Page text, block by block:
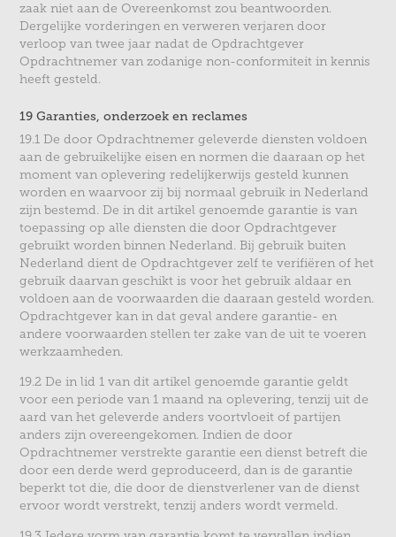
zaak niet aan de Overeenkomst zou beantwoorden.
Dergelijke vorderingen en verweren verjaren door
verloop van twee jaar nadat de Opdrachtgever
Opdrachtnemer van zodanige non-conformiteit in kennis
heeft gesteld.
19 Garanties, onderzoek en reclames
19.1 De door Opdrachtnemer geleverde diensten voldoen
aan de gebruikelijke eisen en normen die daaraan op het
moment van oplevering redelijkerwijs gesteld kunnen
worden en waarvoor zij bij normaal gebruik in Nederland
zijn bestemd. De in dit artikel genoemde garantie is van
toepassing op alle diensten die door Opdrachtgever
gebruikt worden binnen Nederland. Bij gebruik buiten
Nederland dient de Opdrachtgever zelf te verifiëren of het
gebruik daarvan geschikt is voor het gebruik aldaar en
voldoen aan de voorwaarden die daaraan gesteld worden.
Opdrachtgever kan in dat geval andere garantie- en
andere voorwaarden stellen ter zake van de uit te voeren
werkzaamheden.
19.2 De in lid 1 van dit artikel genoemde garantie geldt
voor een periode van 1 maand na oplevering, tenzij uit de
aard van het geleverde anders voortvloeit of partijen
anders zijn overeengekomen. Indien de door
Opdrachtnemer verstrekte garantie een dienst betreft die
door een derde werd geproduceerd, dan is de garantie
beperkt tot die, die door de dienstverlener van de dienst
ervoor wordt verstrekt, tenzij anders wordt vermeld.